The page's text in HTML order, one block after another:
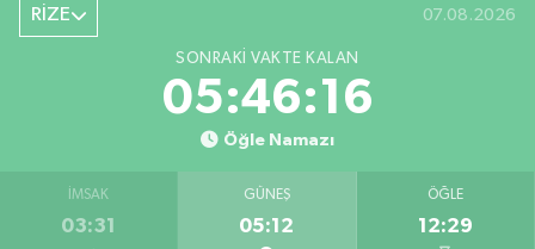
RİZE 07.08.2026
SONRAKI VAKTE KALAN
05:46:15
Öğle Namazı
İMSAK
03:31
GÜNEŞ
05:12
ÖĞLE
12:29